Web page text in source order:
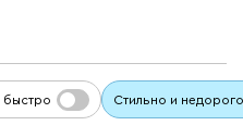
быстро Стильно и недорого